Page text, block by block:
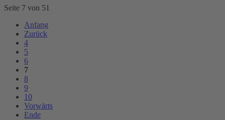
Seite 7 von 51
Anfang
Zurück
4
5
6
7
8
9
10
Vorwärts
Ende